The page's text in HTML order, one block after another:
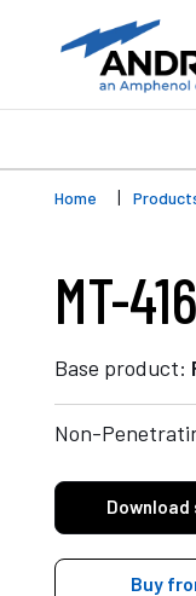
Home
MT-416
Base product:
Non-
Buy